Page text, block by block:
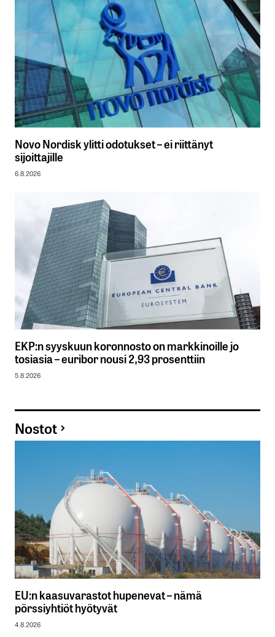
Novo Nordisk ylitti odotukset – ei riittänyt
sijoittajille
6.8.2026
EKP:n syyskuun koronnosto on markkinoille jo
tosiasia – euribor nousi 2,93 prosenttiin
5.8.2026
Nostot
EU:n kaasuvarastot hupenevat – nämä
pörssiyhtiöt hyötyvät
4.8.2026